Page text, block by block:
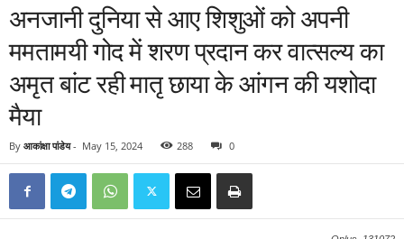
अनजानी दुनिया से आए शिशुओं को अपनी
ममतामयी गोद में शरण प्रदान कर वात्सल्य का
अमृत बांट रही मातृ छाया के आंगन की यशोदा
मैया
By आकांक्षा पांडेय- May 15, 2024 288 0